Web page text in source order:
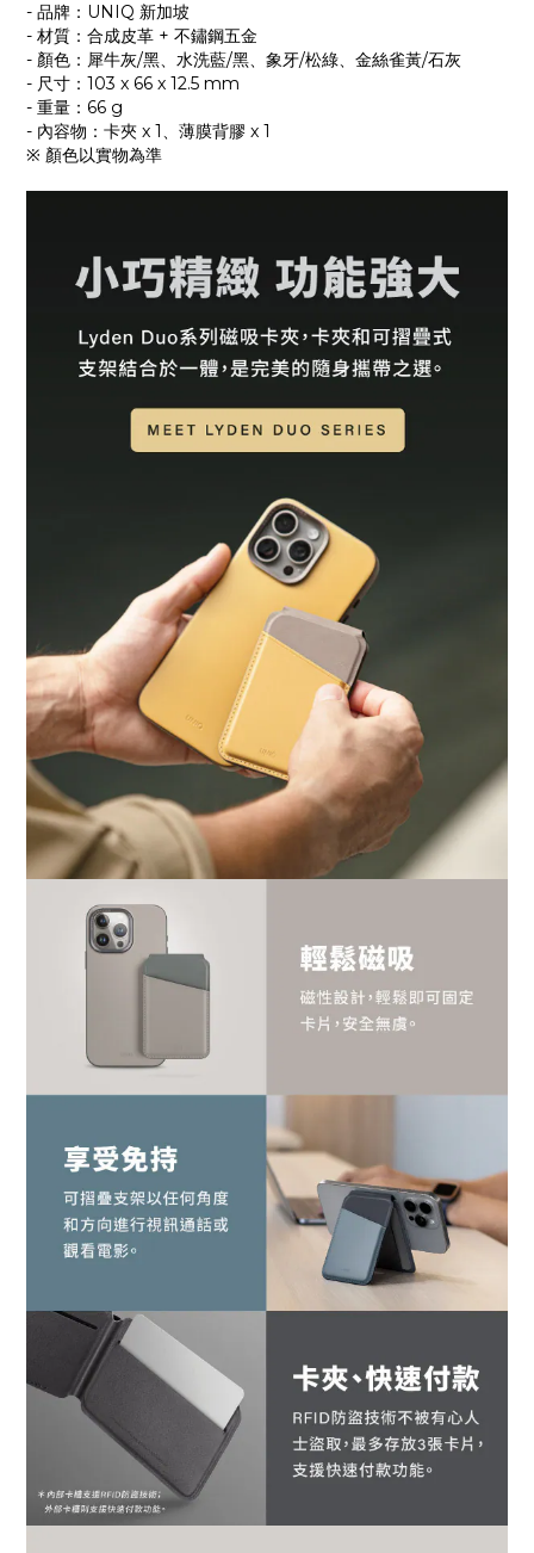
- 品牌：UNIQ 新加坡
- 材質：合成皮革 + 不鏽鋼五金
- 顏色：犀牛灰/黑、水洗藍/黑、象牙/松綠、金絲雀黃/石灰
- 尺寸：103 x 66 x 12.5 mm
- 重量：66 g
- 內容物：卡夾 x 1、薄膜背膠 x 1
※ 顏色以實物為準